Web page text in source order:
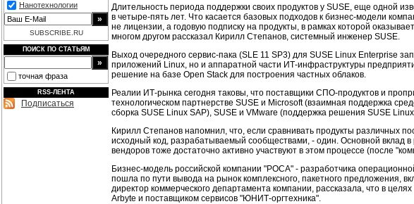
Нанотехнологии
SUBSCRIBE.RU
ПОИСК ПО СТАТЬЯМ
точная фраза
RSS-ЛЕНТА
Подписаться
Длительность периода поддержки своих продуктов у SUSE, еще одной
в четыре-пять лет. Что касается базовых подходов к бизнес-модели
не лицензии, а годовую подписку на продукты, в рамках которой
многом другом рассказал Кирилл Степанов, системный инженер SUSE.
Выход очередного сервис-пака (SLE 11 SP3) для SUSE Linux Enterprise
приложений Linux, но и аппаратной части ИТ-инфраструктуры
решение на базе Open Stack для построения частных облаков.
Реалии ИТ-рынка сегодня таковы, что поставщики СПО-продуктов и
технологическом партнерстве SUSE и Microsoft (взаимная поддержка
сборка SUSE Linux SAP), SUSE и VMware (поддержка решения SUSE
Кирилл Степанов напомнил, что, если сравнивать продукты различных
исходный код, разрабатываемый сообществами, - один. Основной вклад
вендоров тоже достаточно активно участвуют в этом процессе (после
Бизнес-модель российской компании "РОСА" - разработчика
пошла по пути вывода на рынок комплексного, пакетного предложения,
директор коммерческого департамента компании, рассказала, что в
Arbyte и поставщиком сервисов "ЮНИТ-оргтехника".